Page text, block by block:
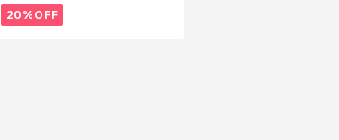
20%OFF